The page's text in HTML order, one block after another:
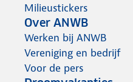
Milieustickers
Over ANWB
Werken bij ANWB
Vereniging en bedrijf
Voor de pers